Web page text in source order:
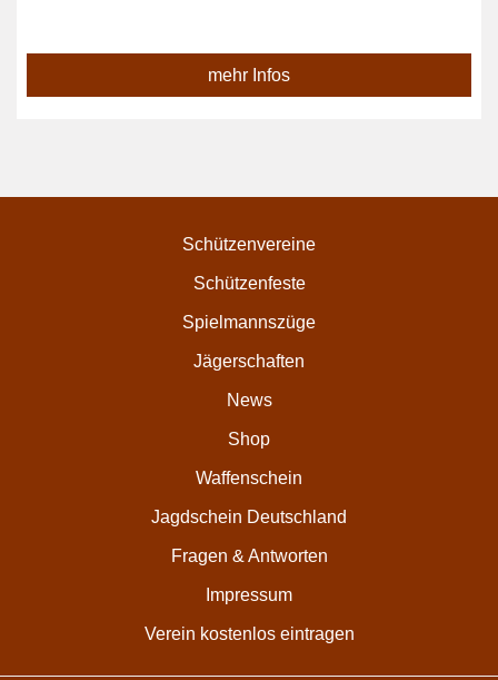
mehr Infos
Schützenvereine
Schützenfeste
Spielmannszüge
Jägerschaften
News
Shop
Waffenschein
Jagdschein Deutschland
Fragen & Antworten
Impressum
Verein kostenlos eintragen